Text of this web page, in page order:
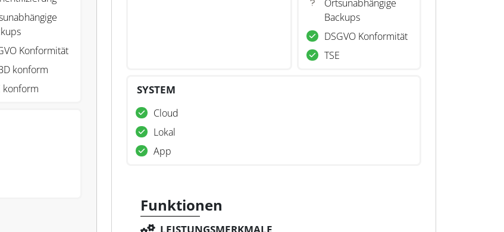
Konformität
konform
konform
Ortsunabhängige
Backups
DSGVO Konformität
TSE
SYSTEM
Cloud
Lokal
App
Funktionen